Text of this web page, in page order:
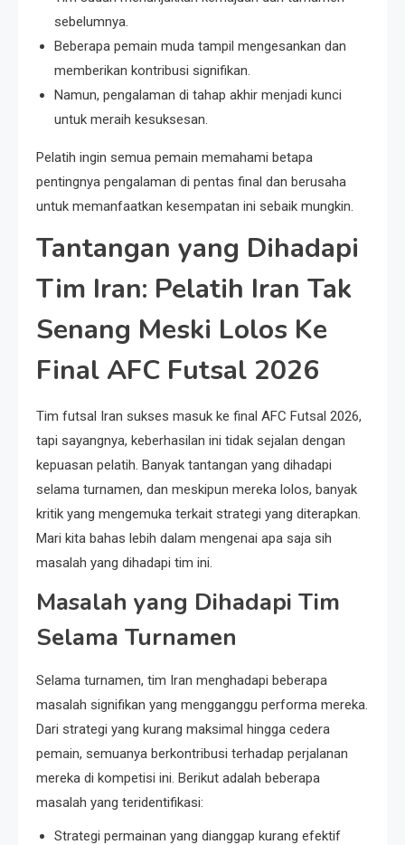
sebelumnya.
Beberapa pemain muda tampil mengesankan dan
memberikan kontribusi signifikan.
Namun, pengalaman di tahap akhir menjadi kunci
untuk meraih kesuksesan.
Pelatih ingin semua pemain memahami betapa
pentingnya pengalaman di pentas final dan berusaha
untuk memanfaatkan kesempatan ini sebaik mungkin.
Tantangan yang Dihadapi
Tim Iran: Pelatih Iran Tak
Senang Meski Lolos Ke
Final AFC Futsal 2026
Tim futsal Iran sukses masuk ke final AFC Futsal 2026,
tapi sayangnya, keberhasilan ini tidak sejalan dengan
kepuasan pelatih. Banyak tantangan yang dihadapi
selama turnamen, dan meskipun mereka lolos, banyak
kritik yang mengemuka terkait strategi yang diterapkan.
Mari kita bahas lebih dalam mengenai apa saja sih
masalah yang dihadapi tim ini.
Masalah yang Dihadapi Tim
Selama Turnamen
Selama turnamen, tim Iran menghadapi beberapa
masalah signifikan yang mengganggu performa mereka.
Dari strategi yang kurang maksimal hingga cedera
pemain, semuanya berkontribusi terhadap perjalanan
mereka di kompetisi ini. Berikut adalah beberapa
masalah yang teridentifikasi:
Strategi permainan yang dianggap kurang efektif